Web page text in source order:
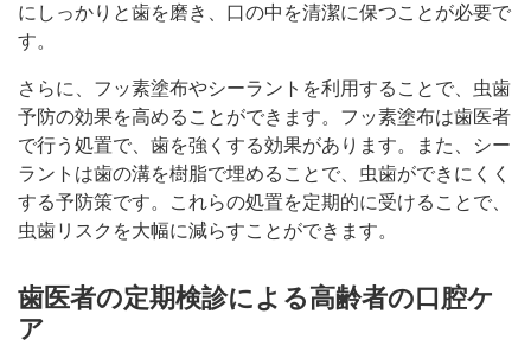
にしっかりと歯を磨き、口の中を清潔に保つことが必要で
す。
さらに、フッ素塗布やシーラントを利用することで、虫歯
予防の効果を高めることができます。フッ素塗布は歯医者
で行う処置で、歯を強くする効果があります。また、シー
ラントは歯の溝を樹脂で埋めることで、虫歯ができにくく
する予防策です。これらの処置を定期的に受けることで、
虫歯リスクを大幅に減らすことができます。
歯医者の定期検診による高齢者の口腔ケ
ア